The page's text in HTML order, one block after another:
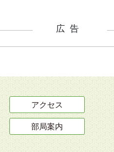
広告
アクセス
部局案内